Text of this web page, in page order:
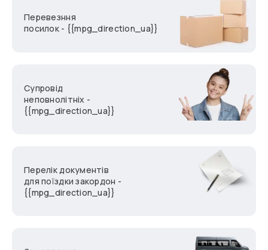
Перевезння
посилок - {{mpg_direction_ua}}
Супровід
неповнолітніх -
{{mpg_direction_ua}}
Перелік документів
для поїздки закордон -
{{mpg_direction_ua}}